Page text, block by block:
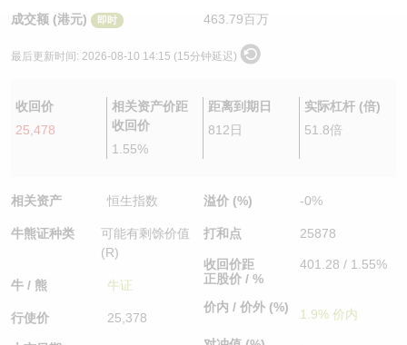
成交额 (港元) 即时 463.79百万
最后更新时间: 2026-08-10 14:15 (15分钟延迟)
收回价
25,478
相关资产价距
收回价
1.55%
距离到期日
812日
实际杠杆 (倍)
51.8倍
相关资产 恒生指数
牛熊证种类
可能有剩馀价值
(R)
牛 / 熊 牛证
行使价 25,378
溢价 (%) -0%
打和点 25878
收回价距
正股价 / %
401.28 / 1.55%
价内 / 价外 (%) 1.9% 价内
认股证文件及公告
牛熊证分析仪
牛熊证文件及公告
AH 股价对照